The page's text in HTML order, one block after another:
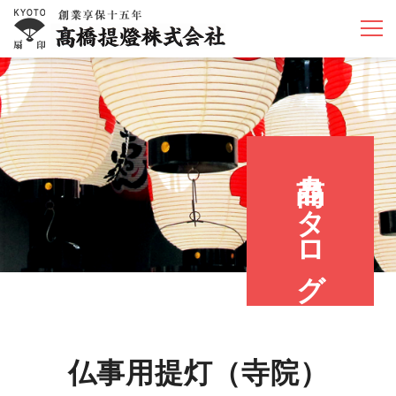
商品カタログ
仏事用提灯（寺院）